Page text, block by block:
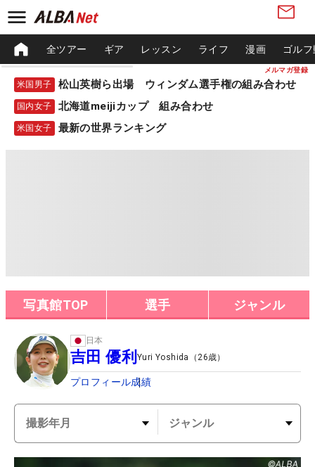
メルマガ登録
全ツアー ギア レッスン ライフ 漫画 ゴル
米国男子 松山英樹ら出場 ウィンダム選手権の組み合わせ
国内女子 北海道meijiカップ 組み合わせ
米国女子 最新の世界ランキング
写真館TOP 選手 ジャンル
日本
吉田 優利 Yuri Yoshida （ 26歳）
プロフィール成績